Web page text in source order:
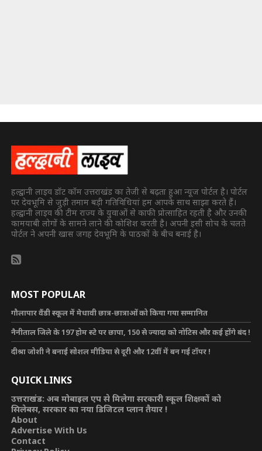
हल्द्वानी लाइव डॉट कॉम उत्तराखंड का तेजी से बढ़ता हुआ न्यूज पोर्टल है। पोर्टल
पर देवभूमि से जुड़ी तमाम बड़ी गतिविधियां हम आपके साथ साझा करते हैं।
हल्द्वानी लाइव की टीम राज्य के युवाओं से काफी प्रोत्साहित रहती है और उनकी
कामयाबी लोगों के सामने लाने की कोशिश करती है। अपनी इसी सोच के चलते
पोर्टल ने अपनी खास जगह देवभूमि के पाठकों के बीच बनाई है।
MOST POPULAR
गौलापार वैंडी स्कूल में मेधावी छात्र-छात्राओं को किया गया सम्मानित
नैनीताल जिले के 197 होम स्टे पर छापा, 150 से ज्यादा को नोटिस और कई होंगे बंद !
दीश्रा जोशी ने बनाई सोशल मीडिया से दूरी और 12वीं में बन गई टॉपर !
QUICK LINKS
उत्तराखंड: अब मोबाइल एप से मिलेगा सरकारी स्कूल शिक्षकों को
सिलेबस, सरकार का नया डिजिटल प्लान तैयार !
About
Advertise With Us
Contact